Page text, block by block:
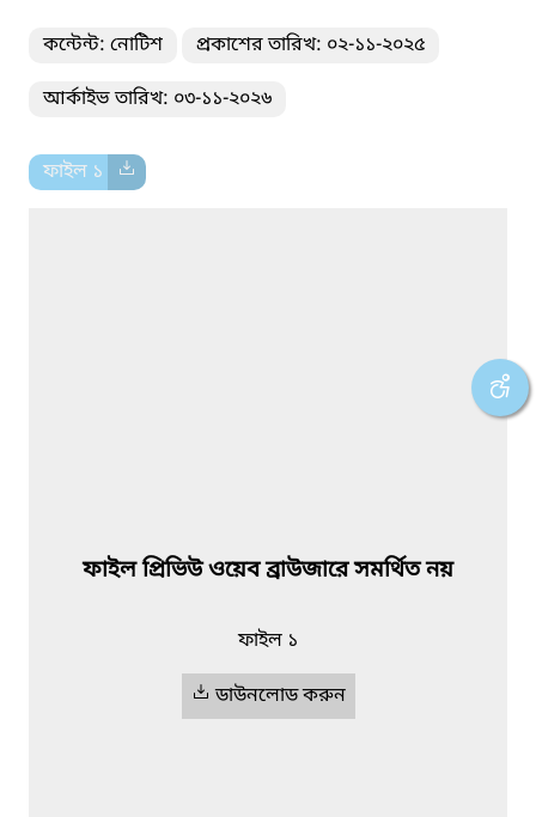
কন্টেন্ট: নোটিশ প্রকাশের তারিখ: ০২-১১-২০২৫
আর্কাইভ তারিখ: ০৩-১১-২০২৬
ফাইল ১
ফাইল প্রিভিউ ওয়েব ব্রাউজারে সমর্থিত নয়
ফাইল ১
ডাউনলোড করুন